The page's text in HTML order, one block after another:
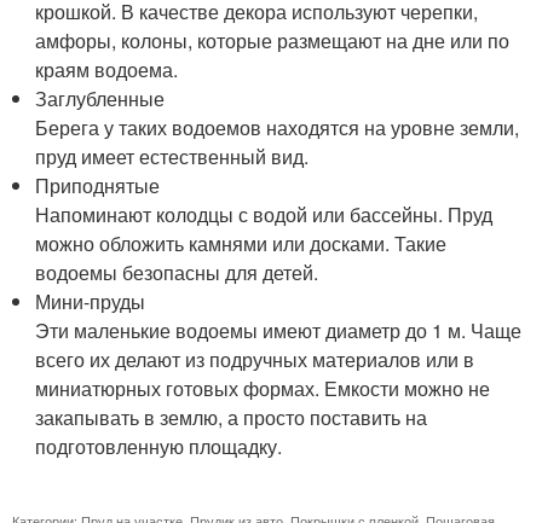
крошкой. В качестве декора используют черепки,
амфоры, колоны, которые размещают на дне или по
краям водоема.
Заглубленные
Берега у таких водоемов находятся на уровне земли,
пруд имеет естественный вид.
Приподнятые
Напоминают колодцы с водой или бассейны. Пруд
можно обложить камнями или досками. Такие
водоемы безопасны для детей.
Мини-пруды
Эти маленькие водоемы имеют диаметр до 1 м. Чаще
всего их делают из подручных материалов или в
миниатюрных готовых формах. Емкости можно не
закапывать в землю, а просто поставить на
подготовленную площадку.